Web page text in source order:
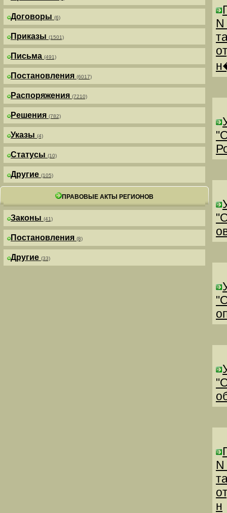
Договоры (6)
Приказы (1501)
Письма (491)
Постановления (6017)
Распоряжения (7210)
Решения (782)
Указы (4)
Статусы (10)
Другие (105)
ПРАВОВЫЕ АКТЫ РЕГИОНОВ
Законы (41)
Постановления (8)
Другие (33)
н